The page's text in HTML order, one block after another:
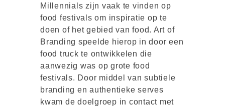
Millennials zijn vaak te vinden op
food festivals om inspiratie op te
doen of het gebied van food. Art of
Branding speelde hierop in door een
food truck te ontwikkelen die
aanwezig was op grote food
festivals. Door middel van subtiele
branding en authentieke serves
kwam de doelgroep in contact met